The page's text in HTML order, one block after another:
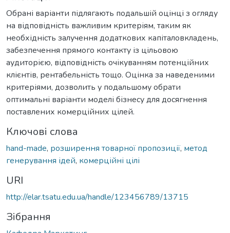
Обрані варіанти підлягають подальшій оцінці з огляду
на відповідність важливим критеріям, таким як
необхідність залучення додаткових капіталовкладень,
забезпечення прямого контакту із цільовою
аудиторією, відповідність очікуванням потенційних
клієнтів, рентабельність тощо. Оцінка за наведеними
критеріями, дозволить у подальшому обрати
оптимальні варіанти моделі бізнесу для досягнення
поставлених комерційних цілей.
Ключові слова
hand-made, розширення товарної пропозиції, метод
генерування ідей, комерційні цілі
URI
http://elar.tsatu.edu.ua/handle/123456789/13715
Зібрання